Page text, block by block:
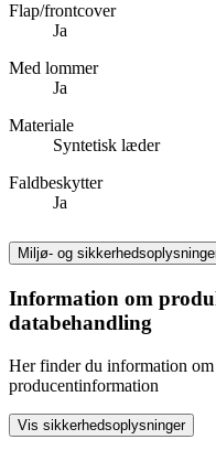
Flap/frontcover
Ja
Med lommer
Ja
Materiale
Syntetisk læder
Faldbeskytter
Ja
Miljø- og
Information om
databehandling
Her finder du information
producentinformation
Vis sikkerhedsoplysninger